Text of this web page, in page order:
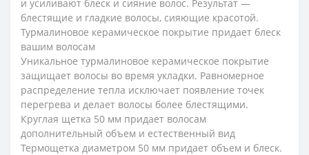
и усиливают блеск и сияние волос. Результат —
блестящие и гладкие волосы, сияющие красотой.
Турмалиновое керамическое покрытие придает блеск
вашим волосам
Уникальное турмалиновое керамическое покрытие
защищает волосы во время укладки. Равномерное
распределение тепла исключает появление точек
перегрева и делает волосы более блестящими.
Круглая щетка 50 мм придает волосам
дополнительный объем и естественный вид
Термощетка диаметром 50 мм придает объем и блеск.